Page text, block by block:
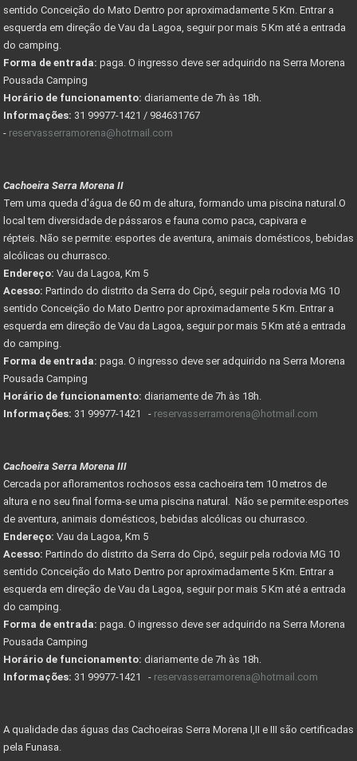
sentido Conceição do Mato Dentro por aproximadamente 5 Km. Entrar a
esquerda em direção de Vau da Lagoa, seguir por mais 5 Km até a entrada
do camping.
Forma de entrada: paga. O ingresso deve ser adquirido na Serra Morena
Pousada Camping
Horário de funcionamento: diariamente de 7h às 18h.
Informações: 31 99977-1421 / 984631767
- reservasserramorena@hotmail.com
Cachoeira Serra Morena II
Tem uma queda d'água de 60 m de altura, formando uma piscina natural.O
local tem diversidade de pássaros e fauna como paca, capivara e
répteis. Não se permite: esportes de aventura, animais domésticos, bebidas
alcólicas ou churrasco.
Endereço: Vau da Lagoa, Km 5
Acesso: Partindo do distrito da Serra do Cipó, seguir pela rodovia MG 10
sentido Conceição do Mato Dentro por aproximadamente 5 Km. Entrar a
esquerda em direção de Vau da Lagoa, seguir por mais 5 Km até a entrada
do camping.
Forma de entrada: paga. O ingresso deve ser adquirido na Serra Morena
Pousada Camping
Horário de funcionamento: diariamente de 7h às 18h.
Informações: 31 99977-1421 - reservasserramorena@hotmail.com
Cachoeira Serra Morena III
Cercada por afloramentos rochosos essa cachoeira tem 10 metros de
altura e no seu final forma-se uma piscina natural. Não se permite:esportes
de aventura, animais domésticos, bebidas alcólicas ou churrasco.
Endereço: Vau da Lagoa, Km 5
Acesso: Partindo do distrito da Serra do Cipó, seguir pela rodovia MG 10
sentido Conceição do Mato Dentro por aproximadamente 5 Km. Entrar a
esquerda em direção de Vau da Lagoa, seguir por mais 5 Km até a entrada
do camping.
Forma de entrada: paga. O ingresso deve ser adquirido na Serra Morena
Pousada Camping
Horário de funcionamento: diariamente de 7h às 18h.
Informações: 31 99977-1421 - reservasserramorena@hotmail.com
A qualidade das águas das Cachoeiras Serra Morena I,II e III são certificadas
pela Funasa.